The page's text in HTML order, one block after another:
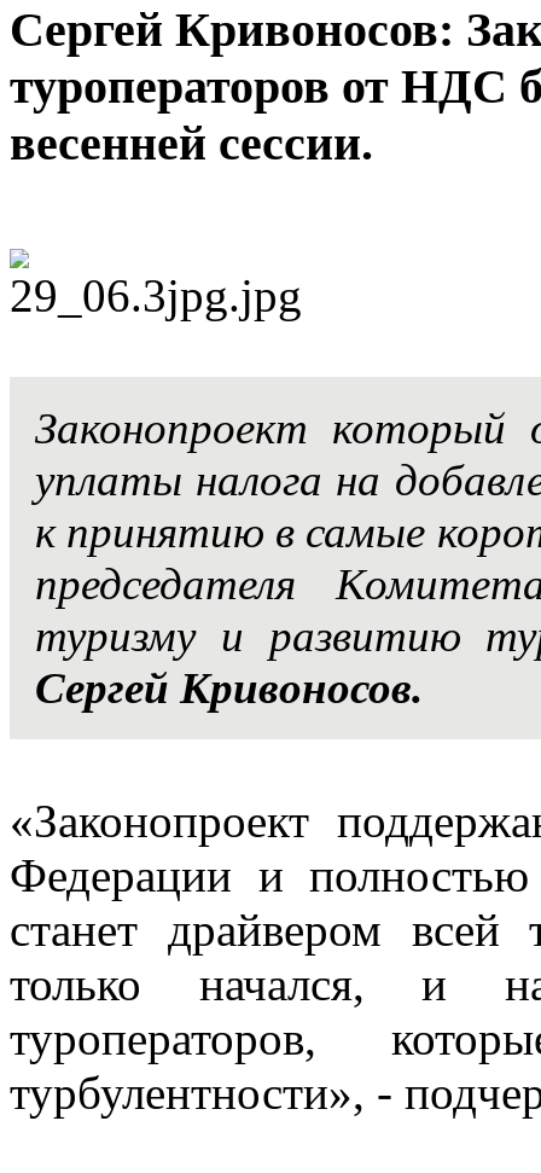
Сергей Кривоносов:
туроператоров от НДС
весенней сессии.
Законопроект который
уплаты налога на
к принятию в самые
председателя
туризму и развитию
Сергей Кривоносов.
«Законопроект
Федерации и
станет драйвером всей
только начался, и
туроператоров,
турбулентности», -